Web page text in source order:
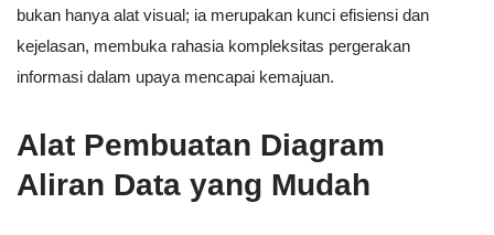
bukan hanya alat visual; ia merupakan kunci efisiensi dan
kejelasan, membuka rahasia kompleksitas pergerakan
informasi dalam upaya mencapai kemajuan.
Alat Pembuatan Diagram
Aliran Data yang Mudah